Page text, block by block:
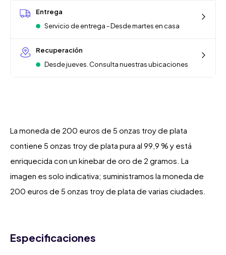
Entrega
Servicio de entrega - Desde martes en casa
Recuperación
Desde jueves. Consulta nuestras ubicaciones
La moneda de 200 euros de 5 onzas troy de plata
contiene 5 onzas troy de plata pura al 99,9 % y está
enriquecida con un kinebar de oro de 2 gramos. La
imagen es solo indicativa; suministramos la moneda de
200 euros de 5 onzas troy de plata de varias ciudades.
Especificaciones